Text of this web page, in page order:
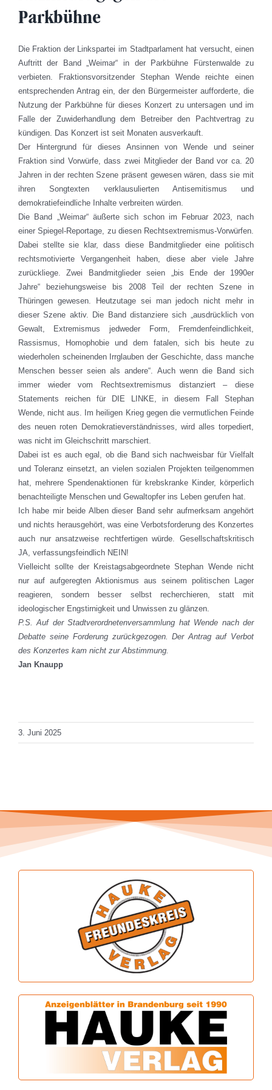
Parkbühne
Die Fraktion der Linkspartei im Stadtparlament hat versucht, einen
Auftritt der Band „Weimar“ in der Parkbühne Fürstenwalde zu
verbieten. Fraktionsvorsitzender Stephan Wende reichte einen
entsprechenden Antrag ein, der den Bürgermeister aufforderte, die
Nutzung der Parkbühne für dieses Konzert zu untersagen und im
Falle der Zuwiderhandlung dem Betreiber den Pachtvertrag zu
kündigen. Das Konzert ist seit Monaten ausverkauft.
Der Hintergrund für dieses Ansinnen von Wende und seiner
Fraktion sind Vorwürfe, dass zwei Mitglieder der Band vor ca. 20
Jahren in der rechten Szene präsent gewesen wären, dass sie mit
ihren Songtexten verklausulierten Antisemitismus und
demokratiefeindliche Inhalte verbreiten würden.
Die Band „Weimar“ äußerte sich schon im Februar 2023, nach
einer Spiegel-Reportage, zu diesen Rechtsextremismus-Vorwürfen.
Dabei stellte sie klar, dass diese Bandmitglieder eine politisch
rechtsmotivierte Vergangenheit haben, diese aber viele Jahre
zurückliege. Zwei Bandmitglieder seien „bis Ende der 1990er
Jahre“ beziehungsweise bis 2008 Teil der rechten Szene in
Thüringen gewesen. Heutzutage sei man jedoch nicht mehr in
dieser Szene aktiv. Die Band distanziere sich „ausdrücklich von
Gewalt, Extremismus jedweder Form, Fremdenfeindlichkeit,
Rassismus, Homophobie und dem fatalen, sich bis heute zu
wiederholen scheinenden Irrglauben der Geschichte, dass manche
Menschen besser seien als andere“. Auch wenn die Band sich
immer wieder vom Rechtsextremismus distanziert – diese
Statements reichen für DIE LINKE, in diesem Fall Stephan
Wende, nicht aus. Im heiligen Krieg gegen die vermutlichen Feinde
des neuen roten Demokratieverständnisses, wird alles torpediert,
was nicht im Gleichschritt marschiert.
Dabei ist es auch egal, ob die Band sich nachweisbar für Vielfalt
und Toleranz einsetzt, an vielen sozialen Projekten teilgenommen
hat, mehrere Spendenaktionen für krebskranke Kinder, körperlich
benachteiligte Menschen und Gewaltopfer ins Leben gerufen hat.
Ich habe mir beide Alben dieser Band sehr aufmerksam angehört
und nichts herausgehört, was eine Verbotsforderung des Konzertes
auch nur ansatzweise rechtfertigen würde. Gesellschaftskritisch
JA, verfassungsfeindlich NEIN!
Vielleicht sollte der Kreistagsabgeordnete Stephan Wende nicht
nur auf aufgeregten Aktionismus aus seinem politischen Lager
reagieren, sondern besser selbst recherchieren, statt mit
ideologischer Engstirnigkeit und Unwissen zu glänzen.
P.S. Auf der Stadtverordnetenversammlung hat Wende nach der
Debatte seine Forderung zurückgezogen. Der Antrag auf Verbot
des Konzertes kam nicht zur Abstimmung.
Jan Knaupp
3. Juni 2025